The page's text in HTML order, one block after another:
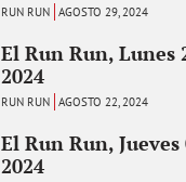
RUN RUN AGOSTO 29, 2024
El Run Run, Lunes
2024
RUN RUN AGOSTO 22, 2024
El Run Run,
2024